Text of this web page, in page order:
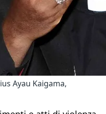
Ayau Kaigama,